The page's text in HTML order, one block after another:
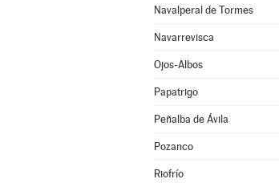
Navalperal de Tormes
Navarrevisca
Ojos-Albos
Papatrigo
Peñalba de Ávila
Pozanco
Riofrío